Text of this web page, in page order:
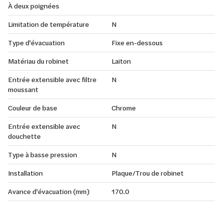
À deux poignées
Limitation de température
N
Type d'évacuation
Fixe en-dessous
Matériau du robinet
Laiton
Entrée extensible avec filtre
moussant
N
Couleur de base
Chrome
Entrée extensible avec
douchette
N
Type à basse pression
N
Installation
Plaque/Trou de robinet
Avance d'évacuation (mm)
170.0